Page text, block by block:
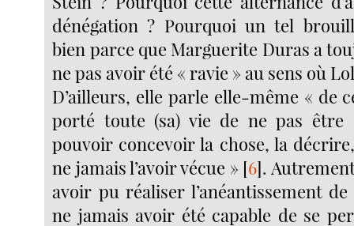
dénégation ? Pourquoi un tel
bien parce que Marguerite Duras a
ne pas avoir été « ravie » au sens où Lol
D’ailleurs, elle parle elle-même « de
porté toute (sa) vie de ne pas être
pouvoir concevoir la chose, la
ne jamais l’avoir vécue » [6].
avoir pu réaliser l’anéantissement
ne jamais avoir été capable de se